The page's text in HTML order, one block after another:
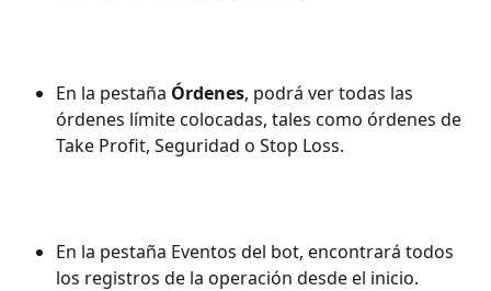
En la pestaña Órdenes, podrá ver todas las
órdenes límite colocadas, tales como órdenes de
Take Profit, Seguridad o Stop Loss.
En la pestaña Eventos del bot, encontrará todos
los registros de la operación desde el inicio.